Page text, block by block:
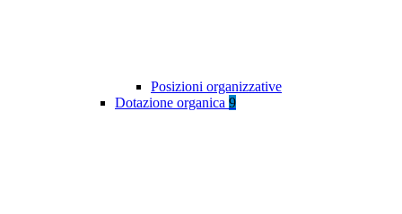
Posizioni organizzative
Dotazione organica 9